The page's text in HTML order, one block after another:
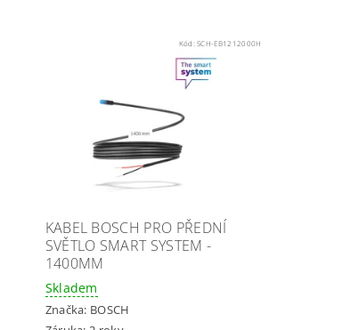
Kód:SCH-EB1212000H
KABEL BOSCH PRO PŘEDNÍ
SVĚTLO SMART SYSTEM -
1400MM
Skladem
Značka: BOSCH